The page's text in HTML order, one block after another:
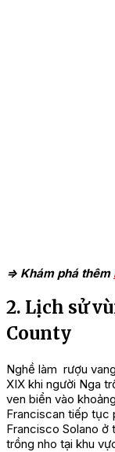
=> Khám phá thêm
2. Lịch sử
County
Nghề làm rượu
XIX khi người Nga
ven biển vào
Franciscan tiếp tục
Francisco Solano ở
trồng nho tại khu